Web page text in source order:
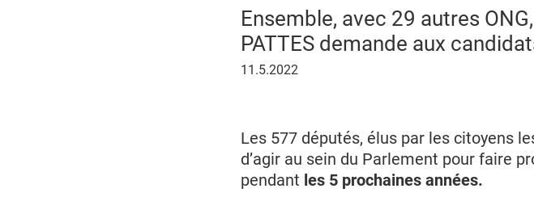
Ensemble, avec 29 autres
PATTES demande aux
11
11.5.2022
Les 577 députés, élus par les citoyens
d’agir au sein du Parlement pour faire
pendant les 5 prochaines années.